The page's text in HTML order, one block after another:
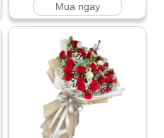
Mua ngay